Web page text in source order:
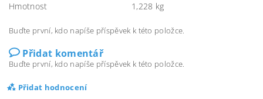
Hmotnost
1,228 kg
Buďte první, kdo napíše příspěvek k této položce.
Přidat komentář
Buďte první, kdo napíše příspěvek k této položce.
Přidat hodnocení